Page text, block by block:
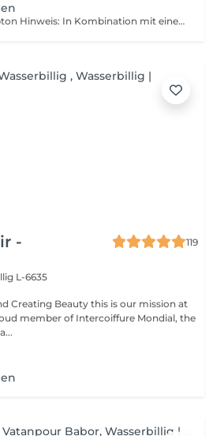
in typgerechtem Farbton Hinweis: In Kombination mit einer Gesichtsbehandlung erhälst du einen Rabatt auf diese Behandlung (siehe ADD-ONS für eine individuelle Gesichtsbehandlung). Das handhaben wir seit 07.2025 so, da wir einen höheren Aufwand haben, wenn wir nur diese "Kurzbehandlung" anbieten. Auf großen Wunsch unserer Kunden möchten wir die Option jedoch nicht komplett aus unserem Programm nehmen. Wir hoffen sehr auf euer Verständnis.
-
119
L-6635
this is our mission at
member of Intercoiffure Mondial, the